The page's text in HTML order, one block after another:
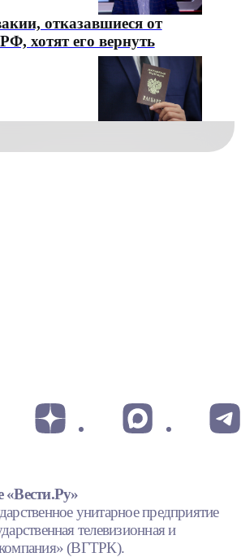
отказавшиеся от
хотят его вернуть
«Вести.Ру»
унитарное предприятие
телевизионная и
(ВГТРК).